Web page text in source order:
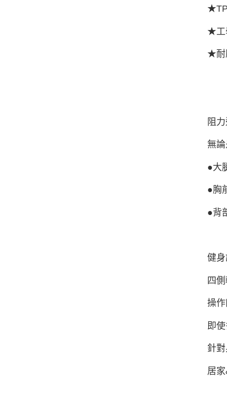
★工
★耐
阻
無
●大
●胸
●背
健
四
操
即
針
居